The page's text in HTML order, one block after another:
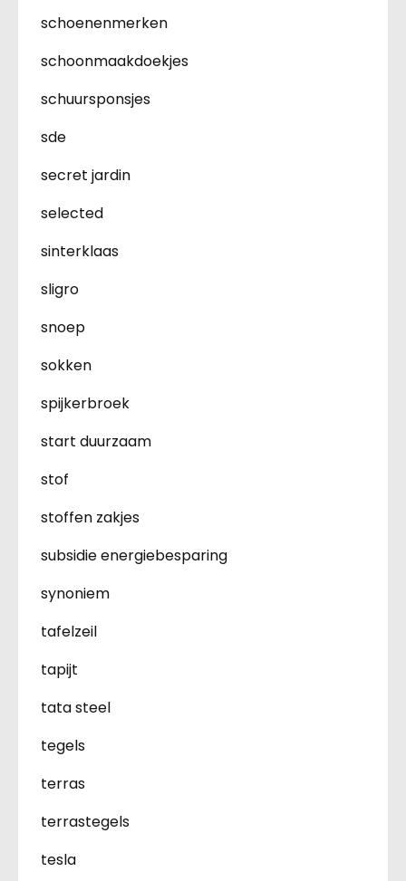
schoenenmerken
schoonmaakdoekjes
schuursponsjes
sde
secret jardin
selected
sinterklaas
sligro
snoep
sokken
spijkerbroek
start duurzaam
stof
stoffen zakjes
subsidie energiebesparing
synoniem
tafelzeil
tapijt
tata steel
tegels
terras
terrastegels
tesla